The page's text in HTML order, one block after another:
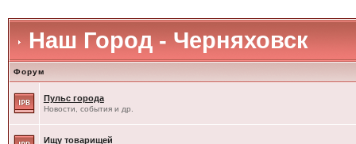
Наш Город - Черняховск
Форум
Пульс города
Новости, события и др.
Ищу товарищей